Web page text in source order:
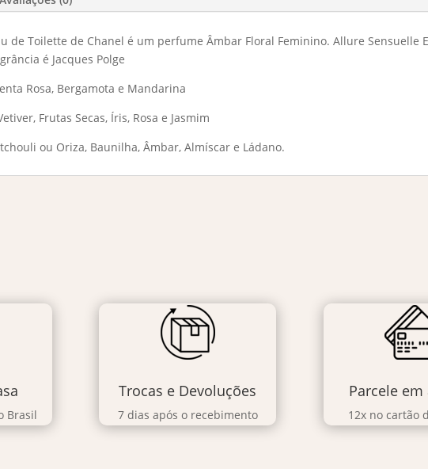
de Toilette de Chanel é um perfume Âmbar Floral Feminino. Allure Sensuelle
é Jacques Polge
Rosa, Bergamota e Mandarina
Frutas Secas, Íris, Rosa e Jasmim
ou Oriza, Baunilha, Âmbar, Almíscar e Ládano.
Brasil
Trocas e Devoluções
7 dias após o recebimento
Parcele em
12x no cartão